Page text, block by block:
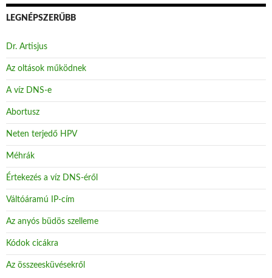
LEGNÉPSZERŰBB
Dr. Artisjus
Az oltások működnek
A víz DNS-e
Abortusz
Neten terjedő HPV
Méhrák
Értekezés a víz DNS-éről
Váltóáramú IP-cím
Az anyós büdös szelleme
Kódok cicákra
Az összeesküvésekről